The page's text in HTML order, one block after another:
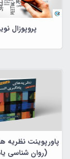
پروپوزال
پاورپوینت نظریه
(روان شناسی